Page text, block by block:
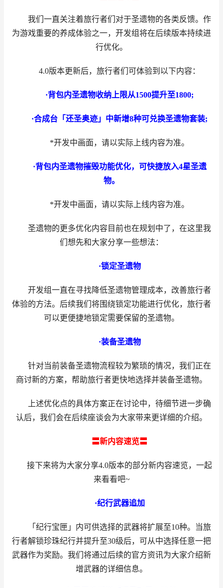
我们一直关注着旅行者们对于圣遗物的各类反馈。作
为游戏重要的养成体验之一，开发组将在后续版本持续进
行优化。
4.0版本更新后，旅行者们可体验到以下内容：
·背包内圣遗物收纳上限从1500提升至1800;
·合成台「还圣奥迹」中新增8种可兑换圣遗物套装;
*开发中画面，请以实际上线内容为准。
·背包内圣遗物摧毁功能优化，可快捷放入4星圣遗
物。
*开发中画面，请以实际上线内容为准。
圣遗物的更多优化内容目前也在规划中了，在这里我
们想先和大家分享一些想法：
·锁定圣遗物
开发组一直在寻找降低圣遗物管理成本，改善旅行者
体验的方法。后续我们将围绕锁定功能进行优化，旅行者
可以更便捷地锁定需要保留的圣遗物。
·装备圣遗物
针对当前装备圣遗物流程较为繁琐的情况，我们正在
商讨新的方案，帮助旅行者更快地选择并装备圣遗物。
上述优化点的具体方案正在讨论中，待细节进一步确
认后，我们会在后续座谈会为大家带来更详细的介绍。
〓新内容速览〓
接下来将为大家分享4.0版本的部分新内容速览，一起
来看看吧~
·纪行武器追加
「纪行宝匣」内可供选择的武器将扩展至10种。当旅
行者解锁珍珠纪行并提升至30级后，可从中选择任意一把
武器作为奖励。我们将通过后续的官方资讯为大家介绍新
增武器的详细信息。